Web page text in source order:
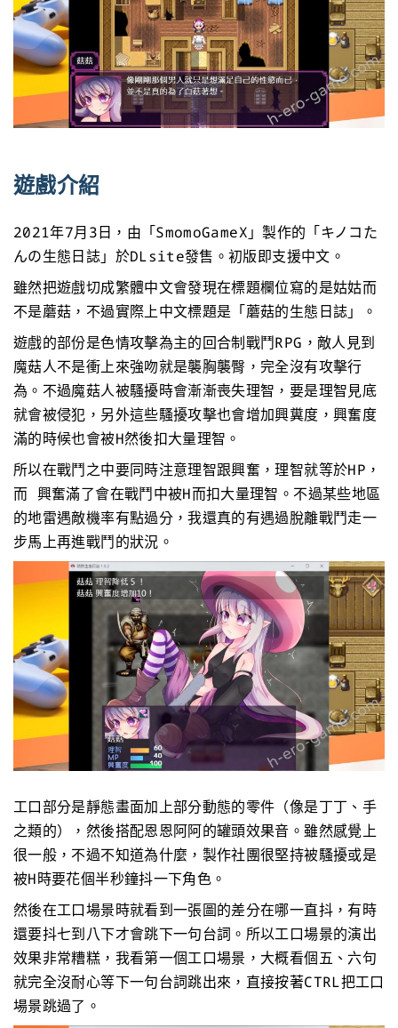
遊戲介紹
2021年7月3日，由「SmomoGameX」製作的「キノコた
んの生態日誌」於DLsite發售。初版即支援中文。
雖然把遊戲切成繁體中文會發現在標題欄位寫的是姑姑而
不是蘑菇，不過實際上中文標題是「蘑菇的生態日誌」。
遊戲的部份是色情攻擊為主的回合制戰鬥RPG，敵人見到
魔菇人不是衝上來強吻就是襲胸襲臀，完全沒有攻擊行
為。不過魔菇人被騷擾時會漸漸喪失理智，要是理智見底
就會被侵犯，另外這些騷擾攻擊也會增加興糞度，興奮度
滿的時候也會被H然後扣大量理智。
所以在戰鬥之中要同時注意理智跟興奮，理智就等於HP，
而 興奮滿了會在戰鬥中被H而扣大量理智。不過某些地區
的地雷遇敵機率有點過分，我還真的有遇過脫離戰鬥走一
步馬上再進戰鬥的狀況。
工口部分是靜態畫面加上部分動態的零件（像是丁丁、手
之類的），然後搭配恩恩阿阿的罐頭效果音。雖然感覺上
很一般，不過不知道為什麼，製作社團很堅持被騷擾或是
被H時要花個半秒鐘抖一下角色。
然後在工口場景時就看到一張圖的差分在哪一直抖，有時
還要抖七到八下才會跳下一句台詞。所以工口場景的演出
效果非常糟糕，我看第一個工口場景，大概看個五、六句
就完全沒耐心等下一句台詞跳出來，直接按著CTRL把工口
場景跳過了。